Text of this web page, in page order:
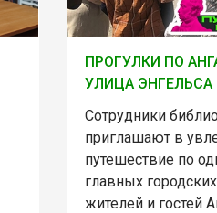
ПРОГУЛКИ ПО
УЛИЦА ЭНГЕЛЬСА
Сотрудники
приглашают в
путешествие по
главных
жителей и гостей